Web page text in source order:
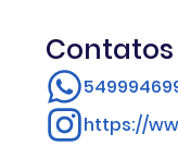
https://